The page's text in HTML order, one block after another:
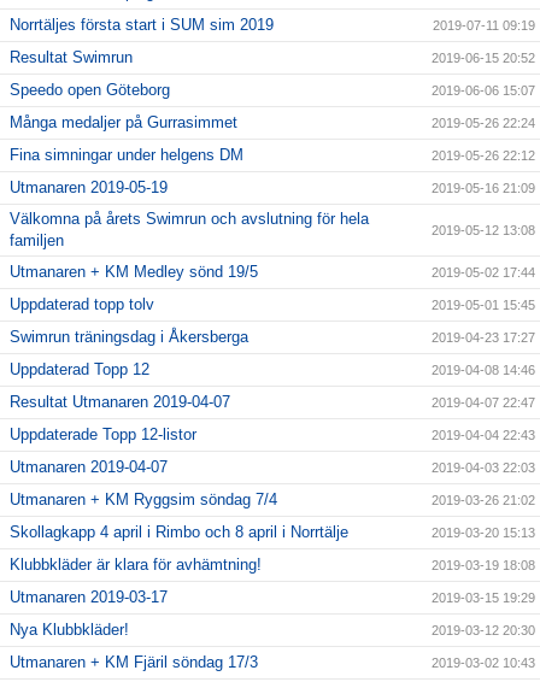
Norrtäljes första start i SUM sim 2019 2019-07-11 09:19
Resultat Swimrun 2019-06-15 20:52
Speedo open Göteborg 2019-06-06 15:07
Många medaljer på Gurrasimmet 2019-05-26 22:24
Fina simningar under helgens DM 2019-05-26 22:12
Utmanaren 2019-05-19 2019-05-16 21:09
Välkomna på årets Swimrun och avslutning för hela
familjen
2019-05-12 13:08
Utmanaren + KM Medley sönd 19/5 2019-05-02 17:44
Uppdaterad topp tolv 2019-05-01 15:45
Swimrun träningsdag i Åkersberga 2019-04-23 17:27
Uppdaterad Topp 12 2019-04-08 14:46
Resultat Utmanaren 2019-04-07 2019-04-07 22:47
Uppdaterade Topp 12-listor 2019-04-04 22:43
Utmanaren 2019-04-07 2019-04-03 22:03
Utmanaren + KM Ryggsim söndag 7/4 2019-03-26 21:02
Skollagkapp 4 april i Rimbo och 8 april i Norrtälje 2019-03-20 15:13
Klubbkläder är klara för avhämtning! 2019-03-19 18:08
Utmanaren 2019-03-17 2019-03-15 19:29
Nya Klubbkläder! 2019-03-12 20:30
Utmanaren + KM Fjäril söndag 17/3 2019-03-02 10:43